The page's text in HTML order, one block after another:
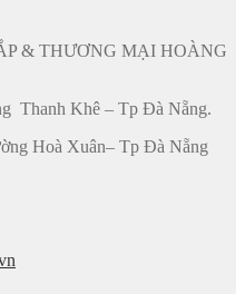
& THƯƠNG MẠI HOÀNG
Thanh Khê – Tp Đà Nẵng.
Hoà Xuân– Tp Đà Nẵng